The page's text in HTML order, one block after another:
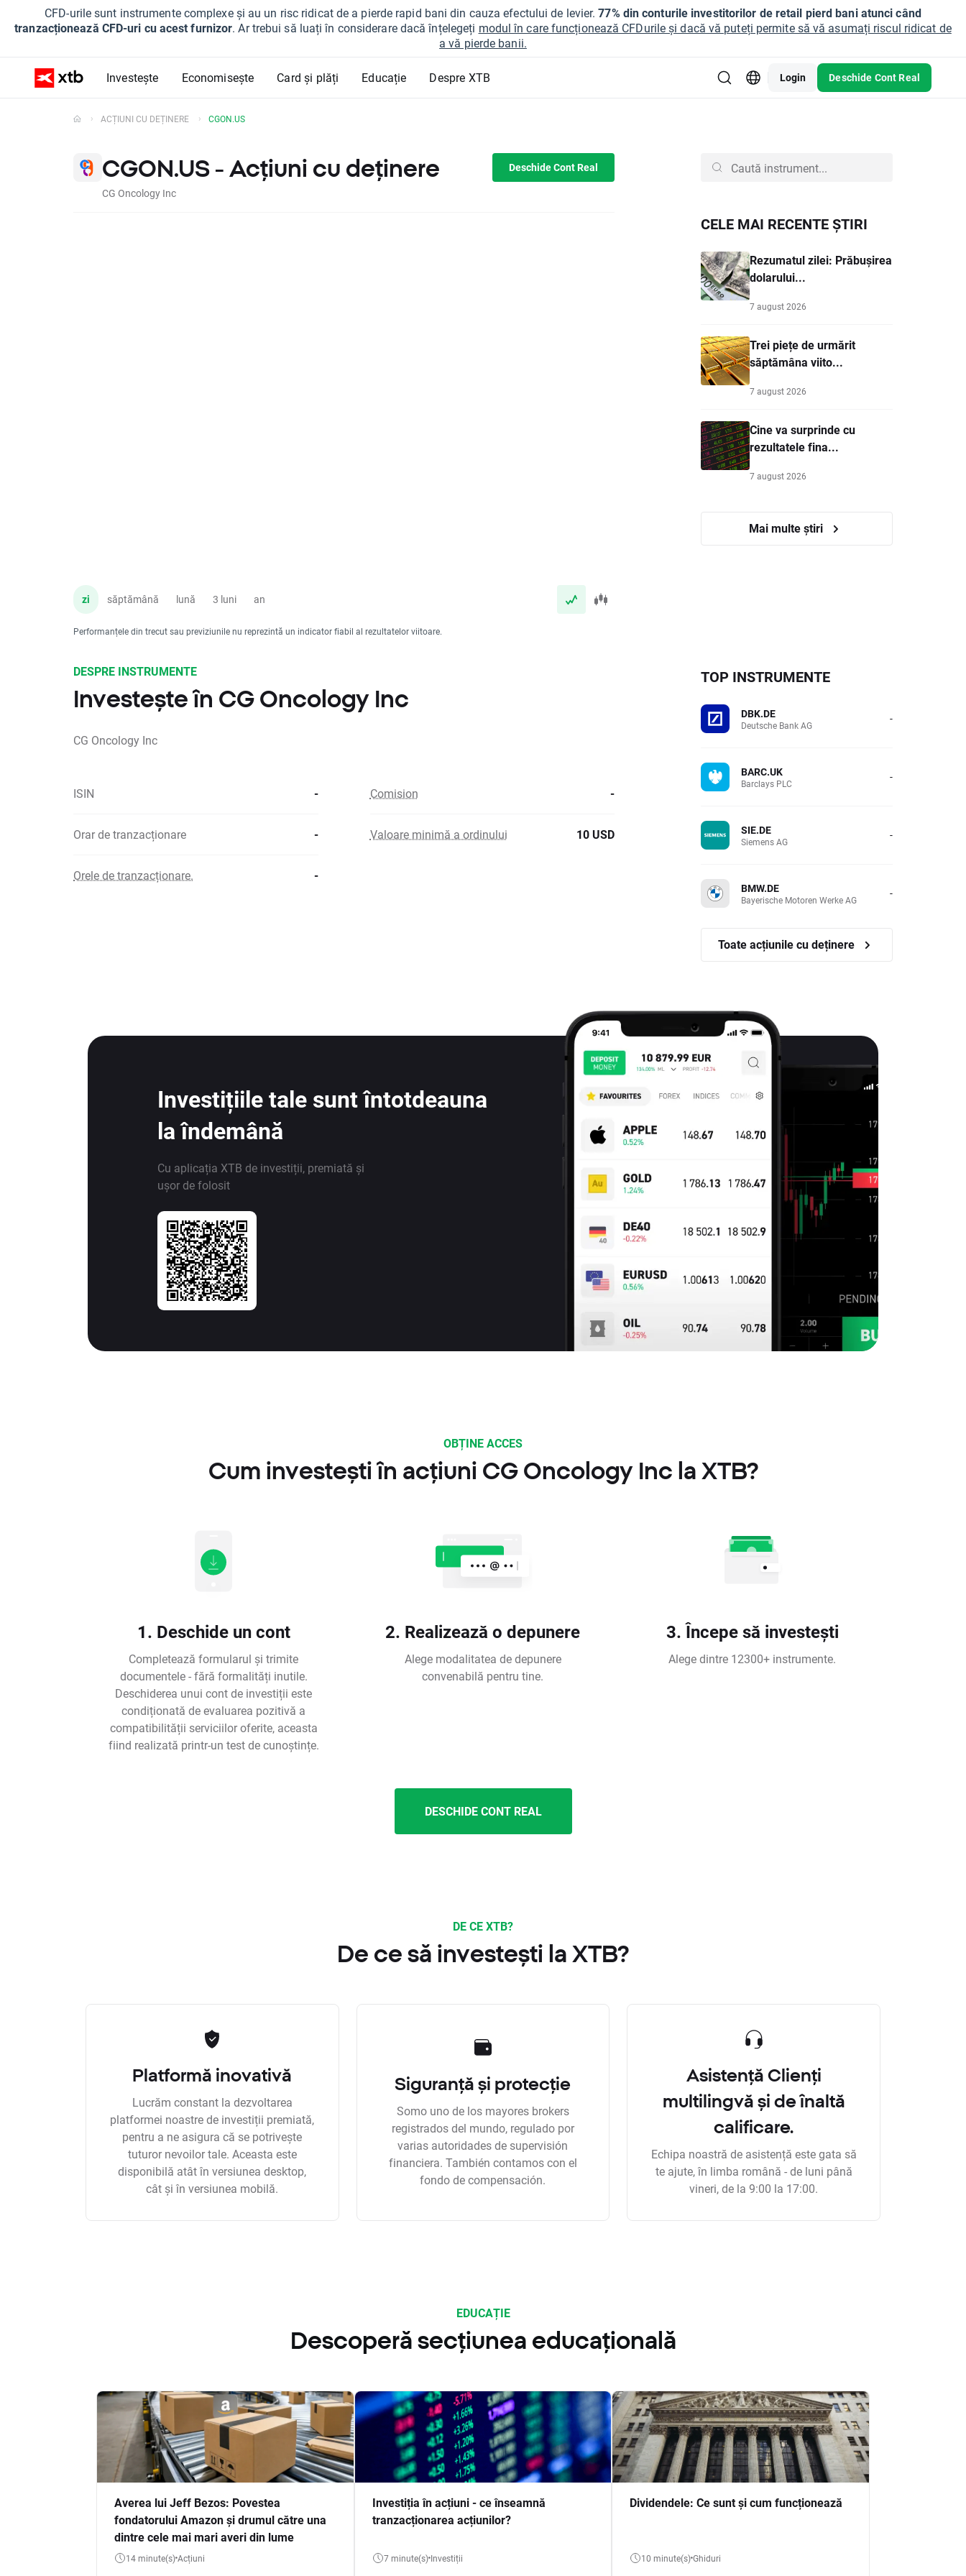
CFD-urile sunt instrumente complexe și au un risc ridicat de a pierde rapid bani din cauza efectului de levier.77% din conturile investitorilor de retail pierd bani atunci când
tranzacționează CFD-uri cu acest furnizor. Ar trebui să luați în considerare dacă înțelegeți modul în care funcționează CFDurile și dacă vă puteți permite să vă asumați riscul ridicat de
a vă pierde banii.
Investește Economisește Card și plăți Educație Despre XTB Login Deschide Cont Real
ACȚIUNI CU DEȚINERE CGON.US
CGON.US - Acțiuni cu deținere
CG Oncology Inc
Deschide Cont Real
zi săptămână lună 3 luni an
Performanțele din trecut sau previziunile nu reprezintă un indicator fiabil al rezultatelor viitoare.
CELE MAI RECENTE ȘTIRI
Rezumatul zilei: Prăbușirea
dolarului...
7 august 2026
Trei piețe de urmărit
săptămâna viito...
7 august 2026
Cine va surprinde cu
rezultatele fina...
7 august 2026
Mai multe știri
DESPRE INSTRUMENTE
Investește în CG Oncology Inc
CG Oncology Inc
ISIN - Comision -
Orar de tranzacționare - Valoare minimă a ordinului 10 USD
Orele de tranzacționare. -
TOP INSTRUMENTE
DBK.DE
Deutsche Bank AG -
BARC.UK
Barclays PLC -
SIE.DE
Siemens AG -
BMW.DE
Bayerische Motoren Werke AG -
Toate acțiunile cu deținere
Investițiile tale sunt întotdeauna
la îndemână
Cu aplicația XTB de investiții, premiată și
ușor de folosit
OBȚINE ACCES
Cum investești în acțiuni CG Oncology Inc la XTB?
1. Deschide un cont
Completează formularul și trimite
documentele - fără formalități inutile.
Deschiderea unui cont de investiții este
condiționată de evaluarea pozitivă a
compatibilității serviciilor oferite, aceasta
fiind realizată printr-un test de cunoștințe.
2. Realizează o depunere
Alege modalitatea de depunere
convenabilă pentru tine.
3. Începe să investești
Alege dintre 12300+ instrumente.
DESCHIDE CONT REAL
DE CE XTB?
De ce să investești la XTB?
Platformă inovativă
Lucrăm constant la dezvoltarea
platformei noastre de investiții premiată,
pentru a ne asigura că se potrivește
tuturor nevoilor tale. Aceasta este
disponibilă atât în versiunea desktop,
cât și în versiunea mobilă.
Siguranță și protecție
Somo uno de los mayores brokers
registrados del mundo, regulado por
varias autoridades de supervisión
financiera. También contamos con el
fondo de compensación.
Asistență Clienți
multilingvă și de înaltă
calificare.
Echipa noastră de asistență este gata să
te ajute, în limba română - de luni până
vineri, de la 9:00 la 17:00.
EDUCAȚIE
Descoperă secțiunea educațională
Averea lui Jeff Bezos: Povestea
fondatorului Amazon și drumul către una
dintre cele mai mari averi din lume
14 minute(s) Acțiuni
Investiția în acțiuni - ce înseamnă
tranzacționarea acțiunilor?
7 minute(s) Investiții
Dividendele: Ce sunt și cum funcționează
10 minute(s) Ghiduri